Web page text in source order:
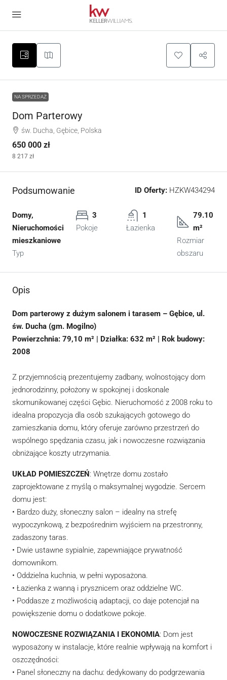
NA SPRZEDAŻ
Dom Parterowy
św. Ducha, Gębice, Polska
650 000 zł
8 217 zł
Podsumowanie ID Oferty: HZKW434294
Domy,
Nieruchomości
mieszkaniowe
Typ
3
Pokoje
1
Łazienka
79.10
m²
Rozmiar
obszaru
Opis
Dom parterowy z dużym salonem i tarasem – Gębice, ul.
św. Ducha (gm. Mogilno)
Powierzchnia: 79,10 m² | Działka: 632 m² | Rok budowy:
2008
Z przyjemnością prezentujemy zadbany, wolnostojący dom
jednorodzinny, położony w spokojnej i doskonale
skomunikowanej części Gębic. Nieruchomość z 2008 roku to
idealna propozycja dla osób szukających gotowego do
zamieszkania domu, który oferuje zarówno przestrzeń do
wspólnego spędzania czasu, jak i nowoczesne rozwiązania
obniżające koszty utrzymania.
UKŁAD POMIESZCZEŃ: Wnętrze domu zostało
zaprojektowane z myślą o maksymalnej wygodzie. Sercem
domu jest:
• Bardzo duży, słoneczny salon – idealny na strefę
wypoczynkową, z bezpośrednim wyjściem na przestronny,
zadaszony taras.
• Dwie ustawne sypialnie, zapewniające prywatność
domownikom.
• Oddzielna kuchnia, w pełni wyposażona.
• Łazienka z wanną i prysznicem oraz oddzielne WC.
• Poddasze z możliwością adaptacji, co daje potencjał na
powiększenie domu o dodatkowe pokoje.
NOWOCZESNE ROZWIĄZANIA I EKONOMIA: Dom jest
wyposażony w instalacje, które realnie wpływają na komfort i
oszczędności:
• Panel słoneczny na dachu: dedykowany do podgrzewania